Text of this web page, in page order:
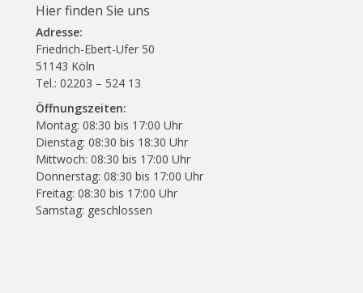
Hier finden Sie uns
Adresse:
Friedrich-Ebert-Ufer 50
51143 Köln
Tel.: 02203 – 524 13
Öffnungszeiten:
Montag: 08:30 bis 17:00 Uhr
Dienstag: 08:30 bis 18:30 Uhr
Mittwoch: 08:30 bis 17:00 Uhr
Donnerstag: 08:30 bis 17:00 Uhr
Freitag: 08:30 bis 17:00 Uhr
Samstag: geschlossen